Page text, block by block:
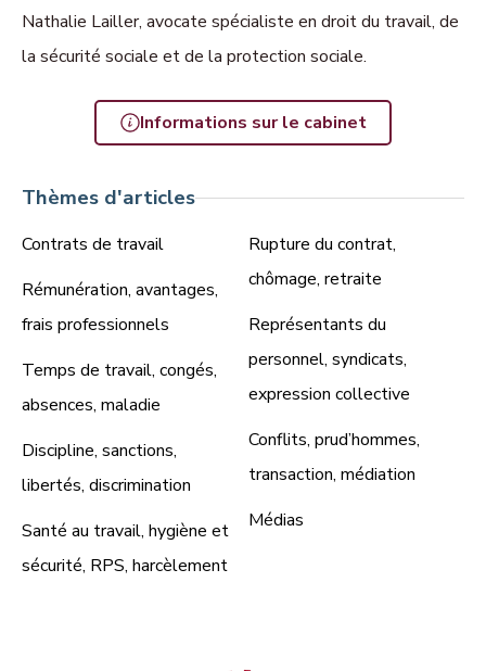
Nathalie Lailler, avocate spécialiste en droit du travail, de
la sécurité sociale et de la protection sociale.
Informations sur le cabinet
Thèmes d'articles
Contrats de travail
Rémunération, avantages,
frais professionnels
Temps de travail, congés,
absences, maladie
Discipline, sanctions,
libertés, discrimination
Santé au travail, hygiène et
sécurité, RPS, harcèlement
Rupture du contrat,
chômage, retraite
Représentants du
personnel, syndicats,
expression collective
Conflits, prud’hommes,
transaction, médiation
Médias